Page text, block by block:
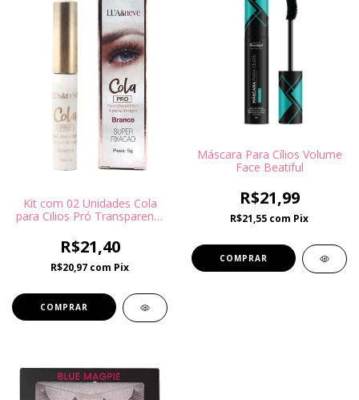
Kit com 02 Unidades Cola
para Cilios Pró Transparente
R$21,40
R$20,97 com Pix
Máscara Para Cílios Volume
Face Beatiful
R$21,99
R$21,55 com Pix